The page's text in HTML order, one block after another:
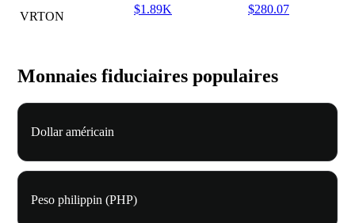
VRTON
$1.89K $280.07
Monnaies fiduciaires populaires
Dollar américain
Peso philippin (PHP)